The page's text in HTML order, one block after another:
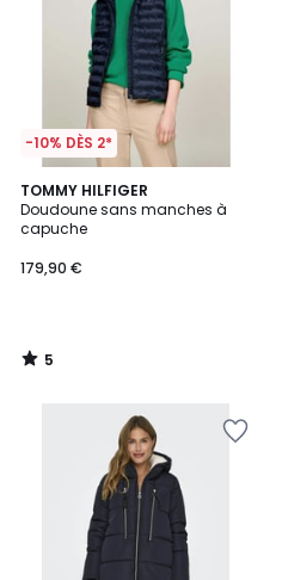
-10% DÈS 2*
TOMMY HILFIGER
Doudoune sans manches à
capuche
179,90 €
5
/
5
5
/